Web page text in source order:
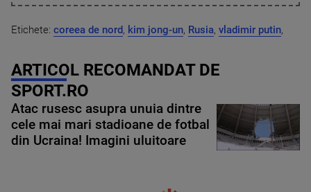
Etichete: coreea de nord, kim jong-un, Rusia, vladimir putin,
ARTICOL RECOMANDAT DE
SPORT.RO
Atac rusesc asupra unuia dintre
cele mai mari stadioane de fotbal
din Ucraina! Imagini uluitoare